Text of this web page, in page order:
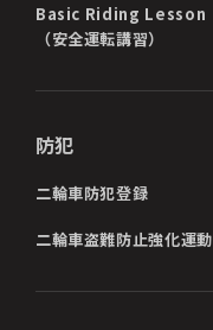
Basic Riding Lesson
（安全運転講習）
防犯
二輪車防犯登録
二輪車盗難防止強化運動